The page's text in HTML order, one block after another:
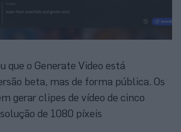
que o Generate Video está
beta, mas de forma pública. Os
gerar clipes de vídeo de cinco
de 1080 píxeis